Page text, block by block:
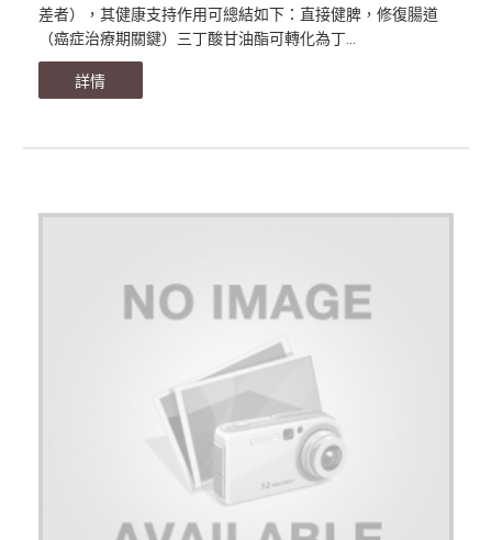
差者），其健康支持作用可總結如下：直接健脾，修復腸道
（癌症治療期關鍵）三丁酸甘油酯可轉化為丁...
詳情